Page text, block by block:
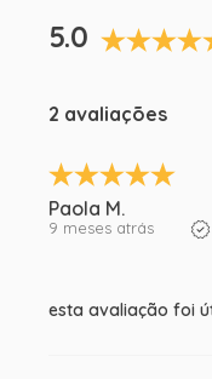
5.0
2 avaliações
Paola M.
9 meses atrás
esta avaliação foi